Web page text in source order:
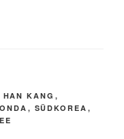
HAN KANG ,
, SÜDKOREA ,